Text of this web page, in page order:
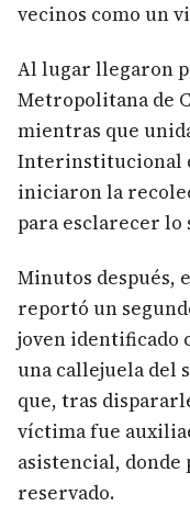
vecinos como un
Al lugar llegaron
Metropolitana de
mientras que
Interinstitucional
iniciaron la
para esclarecer lo
Minutos después,
reportó un
joven identificado
una callejuela del
que, tras
víctima fue
asistencial, donde
reservado.